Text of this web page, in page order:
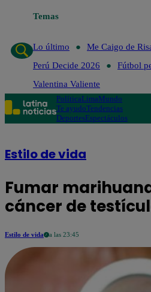
Temas
Lo último
Me Caigo de
Perú Decide 2026
Fútbol
Valentina Valiente
PolíticaLimaMundo
Te ayudoTendencias
DeportesEspectáculos
Estilo de vida
Fumar
cáncer de
Estilo de vida a las 23:45